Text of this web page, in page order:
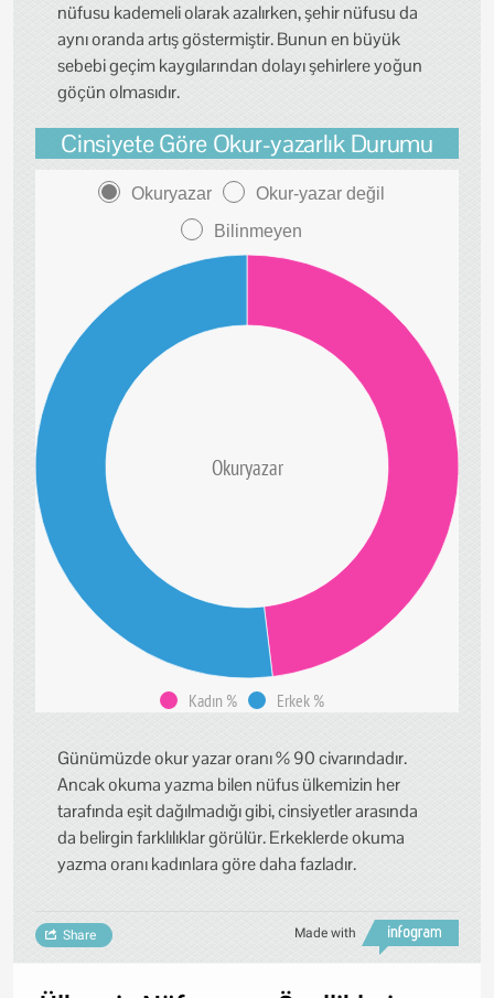
nüfusu kademeli olarak azalırken, şehir nüfusu da
aynı oranda artış göstermiştir. Bunun en büyük
sebebi geçim kaygılarından dolayı şehirlere yoğun
göçün olmasıdır.
Cinsiyete Göre Okur-yazarlık Durumu
Okuryazar
Okur-yazar değil
Bilinmeyen
Okuryazar
Kadın % Erkek %
Günümüzde okur yazar oranı % 90 civarındadır.
Ancak okuma yazma bilen nüfus ülkemizin her
tarafında eşit dağılmadığı gibi, cinsiyetler arasında
da belirgin farklılıklar görülür. Erkeklerde okuma
yazma oranı kadınlara göre daha fazladır.
Made with
Share